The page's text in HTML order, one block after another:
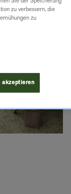
zu verbessern, die
zu
akzeptieren